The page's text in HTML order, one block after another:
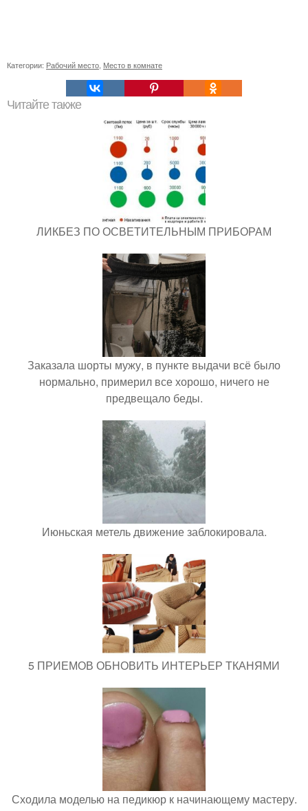
Категории: Рабочий место Место в комнате
Читайте также
ЛИКБЕЗ ПО ОСВЕТИТЕЛЬНЫМ ПРИБОРАМ
Заказала шорты мужу, в пункте выдачи всё было
нормально, примерил все хорошо, ничего не
предвещало беды.
Июньская метель движение заблокировала.
5 ПРИЕМОВ ОБНОВИТЬ ИНТЕРЬЕР ТКАНЯМИ
Сходила моделью на педикюр к начинающему мастеру.